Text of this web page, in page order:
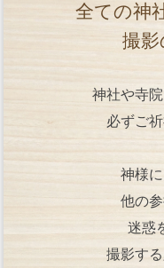
全ての神
撮
神社や寺
必ずご祈
神様
他の
迷惑
撮影す